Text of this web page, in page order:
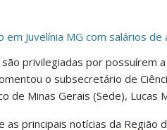
em Juvelínia MG com salários de
privilegiadas por possuírem
o subsecretário de
de Minas Gerais (Sede), Lucas
principais notícias da Região